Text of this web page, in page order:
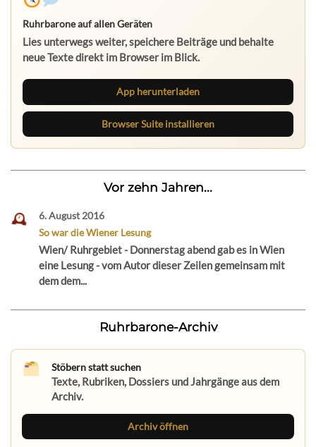
Ruhrbarone auf allen Geräten
Lies unterwegs weiter, speichere Beiträge und behalte
neue Texte direkt im Browser im Blick.
App herunterladen
Browser Suite installieren
Vor zehn Jahren...
6. August 2016
So war die Wiener Lesung
Wien/ Ruhrgebiet - Donnerstag abend gab es in Wien
eine Lesung - vom Autor dieser Zeilen gemeinsam mit
dem dem...
Ruhrbarone-Archiv
Stöbern statt suchen
Texte, Rubriken, Dossiers und Jahrgänge aus dem
Archiv.
Archiv öffnen